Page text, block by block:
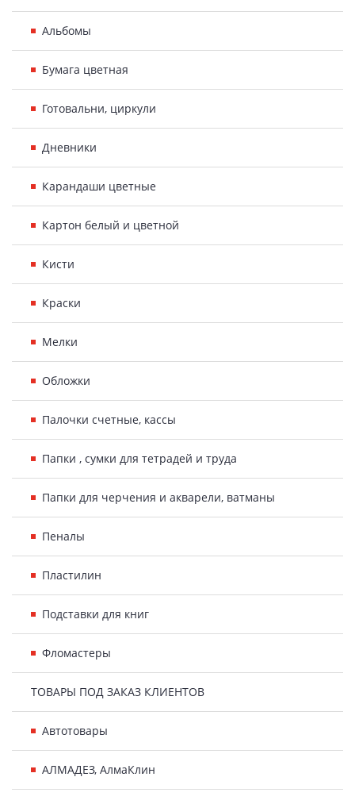
Альбомы
Бумага цветная
Готовальни, циркули
Дневники
Карандаши цветные
Картон белый и цветной
Кисти
Краски
Мелки
Обложки
Палочки счетные, кассы
Папки , сумки для тетрадей и труда
Папки для черчения и акварели, ватманы
Пеналы
Пластилин
Подставки для книг
Фломастеры
ТОВАРЫ ПОД ЗАКАЗ КЛИЕНТОВ
Автотовары
АЛМАДЕЗ, АлмаКлин